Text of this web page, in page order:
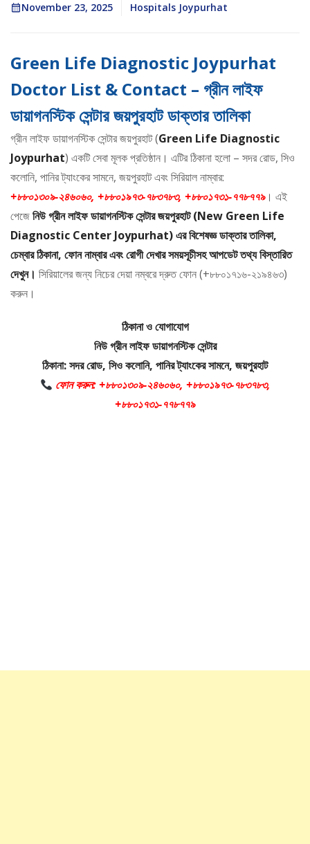
November 23, 2025 Hospitals Joypurhat
Green Life Diagnostic Joypurhat
Doctor List & Contact – গ্রীন লাইফ
ডায়াগনস্টিক সেন্টার জয়পুরহাট ডাক্তার তালিকা
গ্রীন লাইফ ডায়াগনস্টিক সেন্টার জয়পুরহাট (Green Life Diagnostic
Joypurhat) একটি সেবা মূলক প্রতিষ্ঠান। এটির ঠিকানা হলো – সদর রোড, সিও
কলোনি, পানির ট্যাংকের সামনে, জয়পুরহাট এবং সিরিয়াল নাম্বার:
+৮৮০১৩০৯-২৪৬০৬০, +৮৮০১৯৭৩-৭৮৩৭৮৩, +৮৮০১৭৩১-৭৭৮৭৭৯। এই
পেজেনিউ গ্রীন লাইফ ডায়াগনস্টিক সেন্টার জয়পুরহাট (New Green Life
Diagnostic Center Joypurhat) এর বিশেষজ্ঞ ডাক্তার তালিকা,
চেম্বার ঠিকানা, ফোন নাম্বার এবং রোগী দেখার সময়সূচীসহ আপডেট তথ্য বিস্তারিত
দেখুন। সিরিয়ালের জন্য নিচের দেয়া নম্বরে দ্রুত ফোন (+৮৮০১৭১৬-২১৯৪৬৩)
করুন।
ঠিকানা ও যোগাযোগ
নিউ গ্রীন লাইফ ডায়াগনস্টিক সেন্টার
ঠিকানা: সদর রোড, সিও কলোনি, পানির ট্যাংকের সামনে, জয়পুরহাট
ফোন করুন: +৮৮০১৩০৯-২৪৬০৬০, +৮৮০১৯৭৩-৭৮৩৭৮৩,
+৮৮০১৭৩১-৭৭৮৭৭৯